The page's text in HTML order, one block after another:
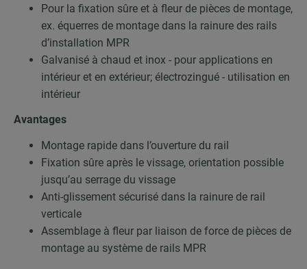
Pour la fixation sûre et à fleur de pièces de montage,
ex. équerres de montage dans la rainure des rails
d’installation MPR
Galvanisé à chaud et inox - pour applications en
intérieur et en extérieur; électrozingué - utilisation en
intérieur
Avantages
Montage rapide dans l’ouverture du rail
Fixation sûre après le vissage, orientation possible
jusqu’au serrage du vissage
Anti-glissement sécurisé dans la rainure de rail
verticale
Assemblage à fleur par liaison de force de pièces de
montage au système de rails MPR